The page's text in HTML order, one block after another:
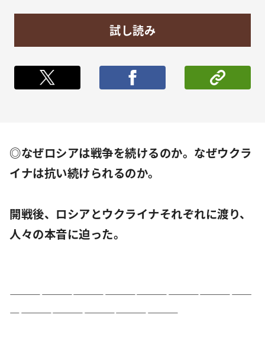
試し読み
ポストする シェア
◎なぜロシアは戦争を続けるのか。なぜウクラ
イナは抗い続けられるのか。
開戦後、ロシアとウクライナそれぞれに渡り、
人々の本音に迫った。
―――――――――――――――――――――――
――――――――――――――――